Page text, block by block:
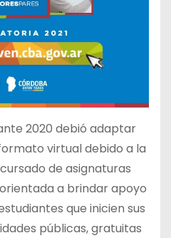
2020 debió adaptar
virtual debido a la
de asignaturas
a brindar apoyo
que inicien sus
públicas, gratuitas